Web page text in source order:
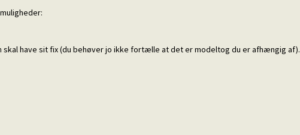
skal have sit fix (du behøver jo ikke fortælle at det er modeltog du er afhængig af).